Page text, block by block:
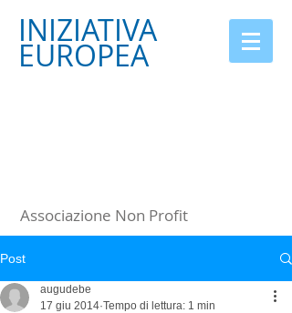
INIZIATIVA
EUROPEA
Associazione Non Profit
Post
augudebe
17 giu 2014 Tempo di lettura: 1 min